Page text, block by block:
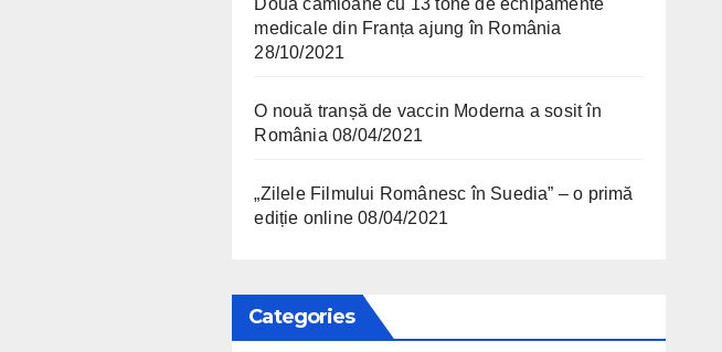
Două camioane cu 13 tone de echipamente
medicale din Franța ajung în România
28/10/2021
O nouă tranșă de vaccin Moderna a sosit în
România 08/04/2021
„Zilele Filmului Românesc în Suedia” – o primă
ediție online 08/04/2021
Categories